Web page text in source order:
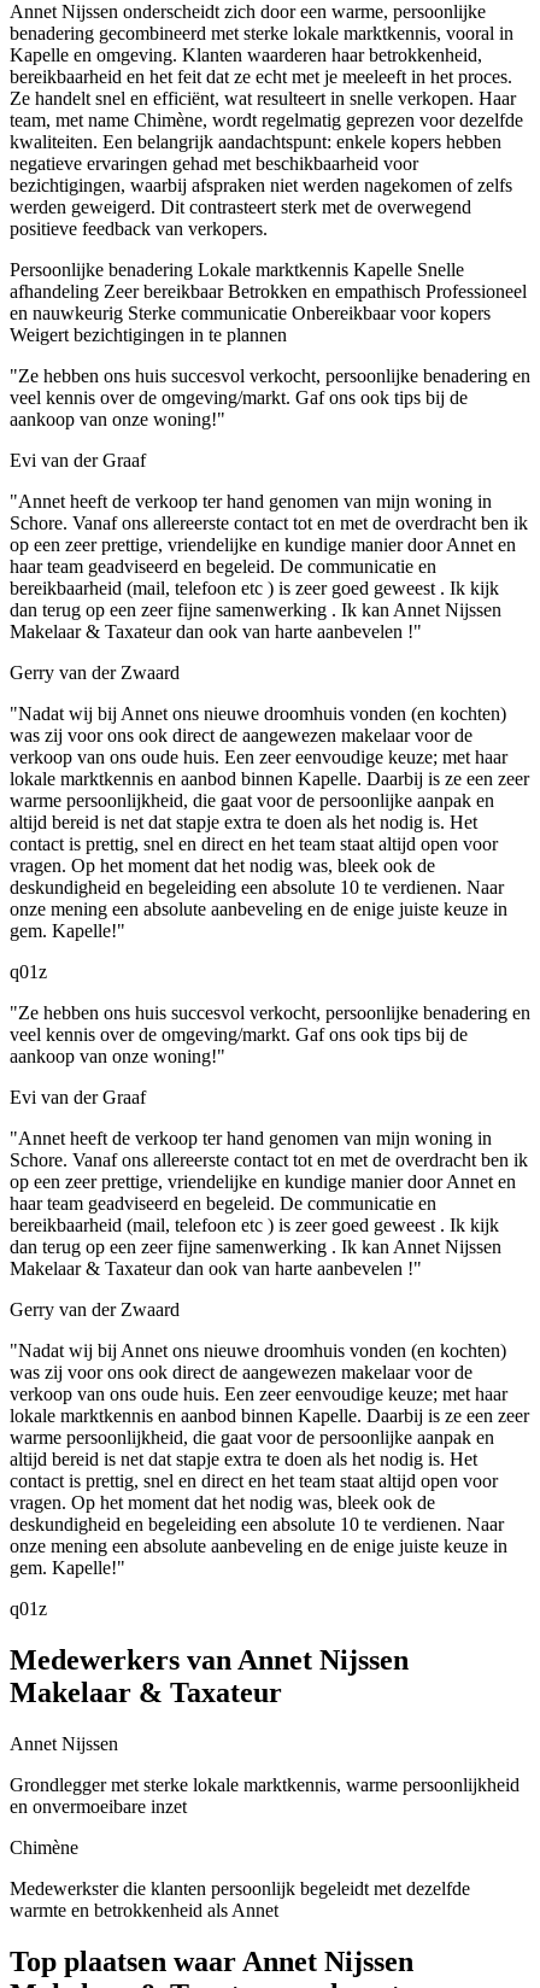
Annet Nijssen onderscheidt zich door een warme, persoonlijke
benadering gecombineerd met sterke lokale marktkennis, vooral in
Kapelle en omgeving. Klanten waarderen haar betrokkenheid,
bereikbaarheid en het feit dat ze echt met je meeleeft in het proces.
Ze handelt snel en efficiënt, wat resulteert in snelle verkopen. Haar
team, met name Chimène, wordt regelmatig geprezen voor dezelfde
kwaliteiten. Een belangrijk aandachtspunt: enkele kopers hebben
negatieve ervaringen gehad met beschikbaarheid voor
bezichtigingen, waarbij afspraken niet werden nagekomen of zelfs
werden geweigerd. Dit contrasteert sterk met de overwegend
positieve feedback van verkopers.
Persoonlijke benadering Lokale marktkennis Kapelle Snelle
afhandeling Zeer bereikbaarBetrokken en empathisch Professioneel
en nauwkeurig Sterke communicatie Onbereikbaar voor kopers
Weigert bezichtigingen in te plannen
"Ze hebben ons huis succesvol verkocht, persoonlijke benadering en
veel kennis over de omgeving/markt. Gaf ons ook tips bij de
aankoop van onze woning!"
Evi van der Graaf
"Annet heeft de verkoop ter hand genomen van mijn woning in
Schore. Vanaf ons allereerste contact tot en met de overdracht ben ik
op een zeer prettige, vriendelijke en kundige manier door Annet en
haar team geadviseerd en begeleid. De communicatie en
bereikbaarheid (mail, telefoon etc ) is zeer goed geweest . Ik kijk
dan terug op een zeer fijne samenwerking . Ik kan Annet Nijssen
Makelaar & Taxateur dan ook van harte aanbevelen !"
Gerry van der Zwaard
"Nadat wij bij Annet ons nieuwe droomhuis vonden (en kochten)
was zij voor ons ook direct de aangewezen makelaar voor de
verkoop van ons oude huis. Een zeer eenvoudige keuze; met haar
lokale marktkennis en aanbod binnen Kapelle. Daarbij is ze een zeer
warme persoonlijkheid, die gaat voor de persoonlijke aanpak en
altijd bereid is net dat stapje extra te doen als het nodig is. Het
contact is prettig, snel en direct en het team staat altijd open voor
vragen. Op het moment dat het nodig was, bleek ook de
deskundigheid en begeleiding een absolute 10 te verdienen. Naar
onze mening een absolute aanbeveling en de enige juiste keuze in
gem. Kapelle!"
q01z
"Ze hebben ons huis succesvol verkocht, persoonlijke benadering en
veel kennis over de omgeving/markt. Gaf ons ook tips bij de
aankoop van onze woning!"
Evi van der Graaf
"Annet heeft de verkoop ter hand genomen van mijn woning in
Schore. Vanaf ons allereerste contact tot en met de overdracht ben ik
op een zeer prettige, vriendelijke en kundige manier door Annet en
haar team geadviseerd en begeleid. De communicatie en
bereikbaarheid (mail, telefoon etc ) is zeer goed geweest . Ik kijk
dan terug op een zeer fijne samenwerking . Ik kan Annet Nijssen
Makelaar & Taxateur dan ook van harte aanbevelen !"
Gerry van der Zwaard
"Nadat wij bij Annet ons nieuwe droomhuis vonden (en kochten)
was zij voor ons ook direct de aangewezen makelaar voor de
verkoop van ons oude huis. Een zeer eenvoudige keuze; met haar
lokale marktkennis en aanbod binnen Kapelle. Daarbij is ze een zeer
warme persoonlijkheid, die gaat voor de persoonlijke aanpak en
altijd bereid is net dat stapje extra te doen als het nodig is. Het
contact is prettig, snel en direct en het team staat altijd open voor
vragen. Op het moment dat het nodig was, bleek ook de
deskundigheid en begeleiding een absolute 10 te verdienen. Naar
onze mening een absolute aanbeveling en de enige juiste keuze in
gem. Kapelle!"
q01z
Medewerkers van Annet Nijssen
Makelaar & Taxateur
Annet Nijssen
Grondlegger met sterke lokale marktkennis, warme persoonlijkheid
en onvermoeibare inzet
Chimène
Medewerkster die klanten persoonlijk begeleidt met dezelfde
warmte en betrokkenheid als Annet
Top plaatsen waar Annet Nijssen